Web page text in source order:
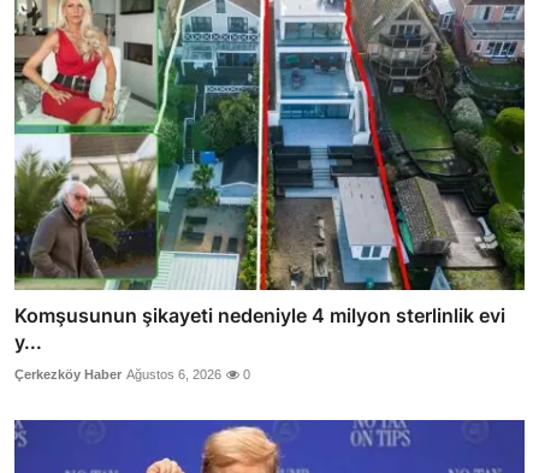
Komşusunun şikayeti nedeniyle 4 milyon sterlinlik evi
y...
Çerkezköy Haber Ağustos 6, 2026 0